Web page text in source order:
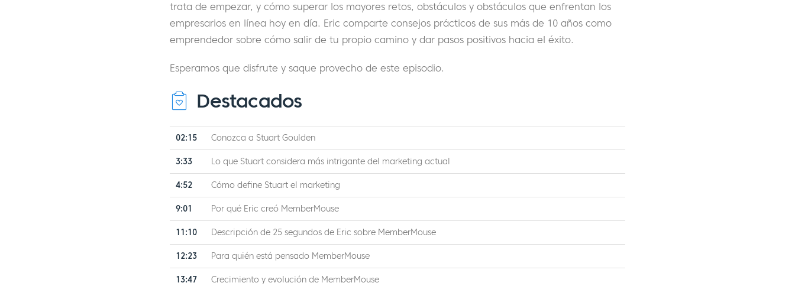
trata de empezar, y cómo superar los mayores retos, obstáculos y obstáculos que enfrentan los
empresarios en línea hoy en día. Eric comparte consejos prácticos de sus más de 10 años como
emprendedor sobre cómo salir de tu propio camino y dar pasos positivos hacia el éxito.
Esperamos que disfrute y saque provecho de este episodio.
Destacados
02:15 Conozca a Stuart Goulden
3:33 Lo que Stuart considera más intrigante del marketing actual
4:52 Cómo define Stuart el marketing
9:01 Por qué Eric creó MemberMouse
11:10 Descripción de 25 segundos de Eric sobre MemberMouse
12:23 Para quién está pensado MemberMouse
13:47 Crecimiento y evolución de MemberMouse